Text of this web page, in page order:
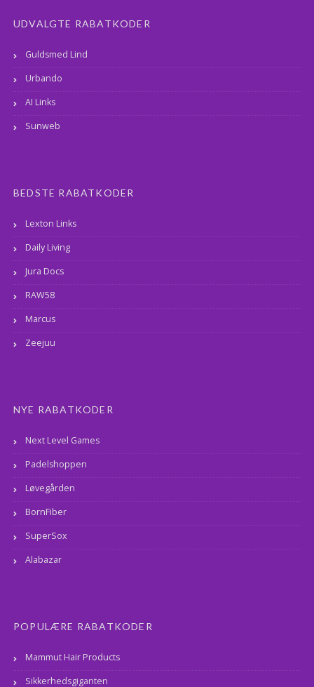
UDVALGTE RABATKODER
Guldsmed Lind
Urbando
AI Links
Sunweb
BEDSTE RABATKODER
Lexton Links
Daily Living
Jura Docs
RAW58
Marcus
Zeejuu
NYE RABATKODER
Next Level Games
Padelshoppen
Løvegården
BornFiber
SuperSox
Alabazar
POPULÆRE RABATKODER
Mammut Hair Products
Sikkerhedsgiganten